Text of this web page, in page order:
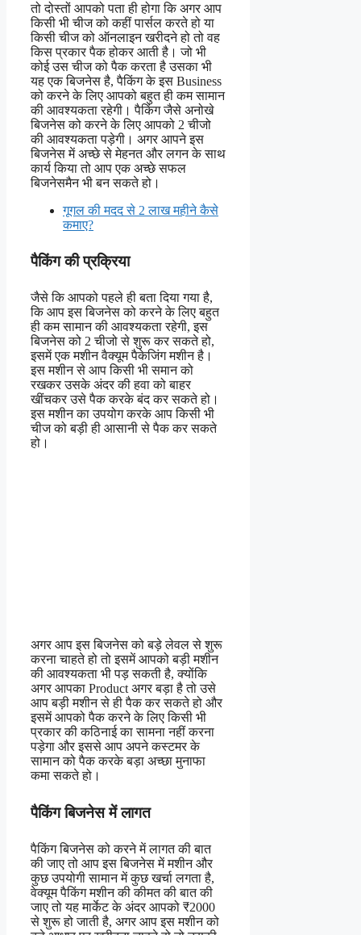
तो दोस्तों आपको पता ही होगा कि अगर आप
किसी भी चीज को कहीं पार्सल करते हो या
किसी चीज को ऑनलाइन खरीदने हो तो वह
किस प्रकार पैक होकर आती है। जो भी
कोई उस चीज को पैक करता है उसका भी
यह एक बिजनेस है, पैकिंग के इस Business
को करने के लिए आपको बहुत ही कम सामान
की आवश्यकता रहेगी। पैकिंग जैसे अनोखे
बिजनेस को करने के लिए आपको 2 चीजो
की आवश्यकता पड़ेगी। अगर आपने इस
बिजनेस में अच्छे से मेहनत और लगन के साथ
कार्य किया तो आप एक अच्छे सफल
बिजनेसमैन भी बन सकते हो।
गूगल की मदद से 2 लाख महीने कैसे
कमाए?
पैकिंग की प्रक्रिया
जैसे कि आपको पहले ही बता दिया गया है,
कि आप इस बिजनेस को करने के लिए बहुत
ही कम सामान की आवश्यकता रहेगी, इस
बिजनेस को 2 चीजो से शुरू कर सकते हो,
इसमें एक मशीन वैक्यूम पैकेजिंग मशीन है।
इस मशीन से आप किसी भी समान को
रखकर उसके अंदर की हवा को बाहर
खींचकर उसे पैक करके बंद कर सकते हो।
इस मशीन का उपयोग करके आप किसी भी
चीज को बड़ी ही आसानी से पैक कर सकते
हो।
अगर आप इस बिजनेस को बड़े लेवल से शुरू
करना चाहते हो तो इसमें आपको बड़ी मशीन
की आवश्यकता भी पड़ सकती है, क्योंकि
अगर आपका Product अगर बड़ा है तो उसे
आप बड़ी मशीन से ही पैक कर सकते हो और
इसमें आपको पैक करने के लिए किसी भी
प्रकार की कठिनाई का सामना नहीं करना
पड़ेगा और इससे आप अपने कस्टमर के
सामान को पैक करके बड़ा अच्छा मुनाफा
कमा सकते हो।
पैकिंग बिजनेस में लागत
पैकिंग बिजनेस को करने में लागत की बात
की जाए तो आप इस बिजनेस में मशीन और
कुछ उपयोगी सामान में कुछ खर्चा लगता है,
वेक्यूम पैकिंग मशीन की कीमत की बात की
जाए तो यह मार्केट के अंदर आपको ₹2000
से शुरू हो जाती है, अगर आप इस मशीन को